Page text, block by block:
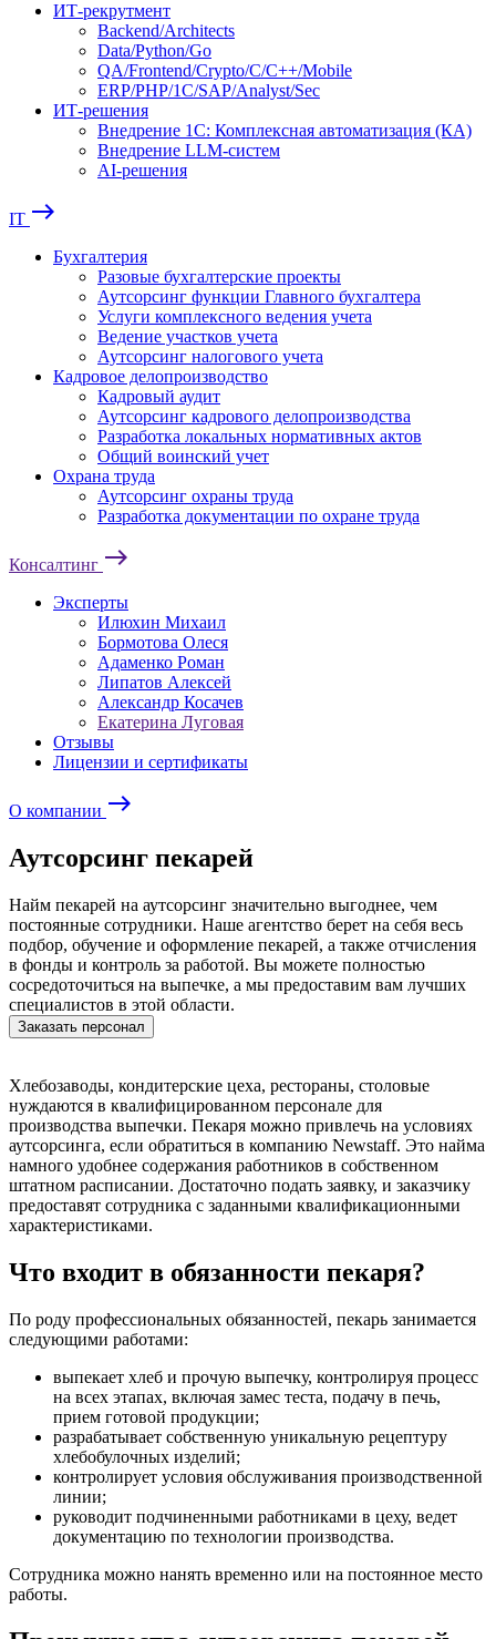
ИТ-рекрутмент
Backend/Architects
Data/Python/Go
QA/Frontend/Crypto/C/C++/Mobile
ERP/PHP/1C/SAP/Analyst/Sec
ИТ-решения
Внедрение 1С: Комплексная автоматизация (КА)
Внедрение LLM-систем
AI-решения
IT east
Бухгалтерия
Разовые бухгалтерские проекты
Аутсорсинг функции Главного бухгалтера
Услуги комплексного ведения учета
Ведение участков учета
Аутсорсинг налогового учета
Кадровое делопроизводство
Кадровый аудит
Аутсорсинг кадрового делопроизводства
Разработка локальных нормативных актов
Общий воинский учет
Охрана труда
Аутсорсинг охраны труда
Разработка документации по охране труда
Консалтинг east
Эксперты
Илюхин Михаил
Бормотова Олеся
Адаменко Роман
Липатов Алексей
Александр Косачев
Екатерина Луговая
Отзывы
Лицензии и сертификаты
О компании east
Аутсорсинг пекарей
Найм пекарей на аутсорсинг значительно выгоднее, чем
постоянные сотрудники. Наше агентство берет на себя весь
подбор, обучение и оформление пекарей, а также отчисления
в фонды и контроль за работой. Вы можете полностью
сосредоточиться на выпечке, а мы предоставим вам лучших
специалистов в этой области.
Заказать персонал
Хлебозаводы, кондитерские цеха, рестораны, столовые
нуждаются в квалифицированном персонале для
производства выпечки. Пекаря можно привлечь на условиях
аутсорсинга, если обратиться в компанию Newstaff. Это найма
намного удобнее содержания работников в собственном
штатном расписании. Достаточно подать заявку, и заказчику
предоставят сотрудника с заданными квалификационными
характеристиками.
Что входит в обязанности пекаря?
По роду профессиональных обязанностей, пекарь занимается
следующими работами:
выпекает хлеб и прочую выпечку, контролируя процесс
на всех этапах, включая замес теста, подачу в печь,
прием готовой продукции;
разрабатывает собственную уникальную рецептуру
хлебобулочных изделий;
контролирует условия обслуживания производственной
линии;
руководит подчиненными работниками в цеху, ведет
документацию по технологии производства.
Сотрудника можно нанять временно или на постоянное место
работы.